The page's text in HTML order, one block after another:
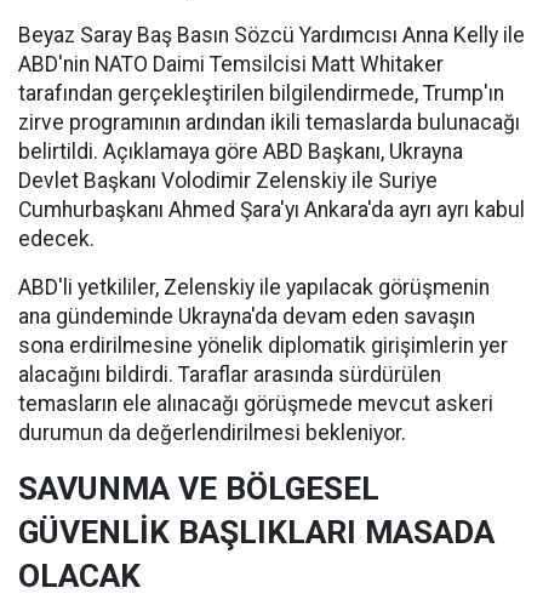
Beyaz Saray Baş Basın Sözcü Yardımcısı Anna Kelly ile
ABD'nin NATO Daimi Temsilcisi Matt Whitaker
tarafından gerçekleştirilen bilgilendirmede, Trump'ın
zirve programının ardından ikili temaslarda bulunacağı
belirtildi. Açıklamaya göre ABD Başkanı, Ukrayna
Devlet Başkanı Volodimir Zelenskiy ile Suriye
Cumhurbaşkanı Ahmed Şara'yı Ankara'da ayrı ayrı kabul
edecek.
ABD'li yetkililer, Zelenskiy ile yapılacak görüşmenin
ana gündeminde Ukrayna'da devam eden savaşın
sona erdirilmesine yönelik diplomatik girişimlerin yer
alacağını bildirdi. Taraflar arasında sürdürülen
temasların ele alınacağı görüşmede mevcut askeri
durumun da değerlendirilmesi bekleniyor.
SAVUNMA VE BÖLGESEL
GÜVENLİK BAŞLIKLARI MASADA
OLACAK